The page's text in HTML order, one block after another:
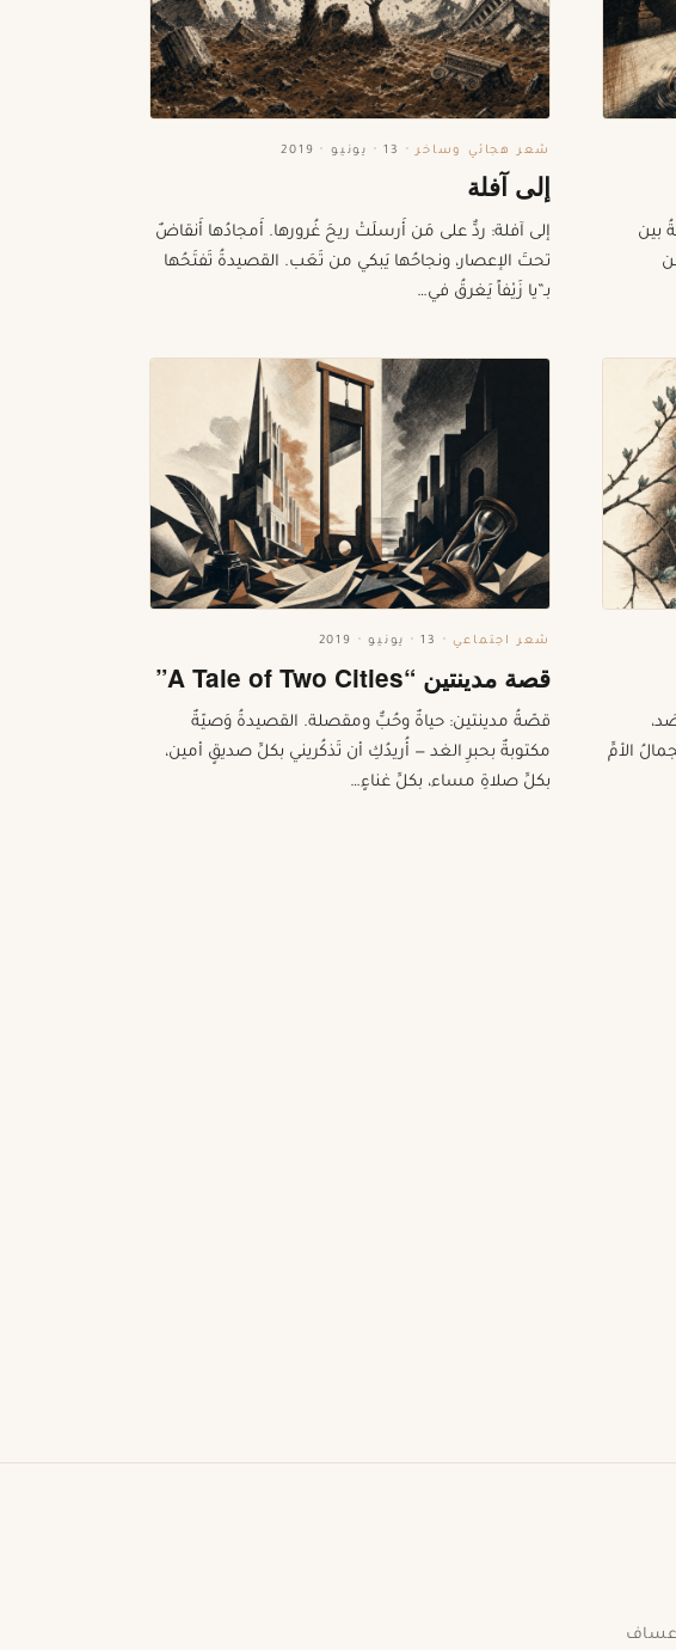
بين
شعر هجائي وساخر · 13 · يونيو · 2019
إلى آفلة
إلى آفلة: ردٌّ على مَن أَرسلَتْ ريحَ غُرورها. أَمجادُها أَنقاضٌ
تحتَ الإعصار، ونجاحُها يَبكي من تَعَب. القصيدةُ تَفتَحُها
بـ”يا زَيْفاً يَغرقُ في…
الأمِّ
شعر اجتماعي· 13 · يونيو · 2019
قصة مدينتين “A Tale of Two Cities”
قصّةُ مدينتين: حياةٌ وحُبٌّ ومقصلة. القصيدةُ وَصيّةٌ
مكتوبةٌ بحبرِ الغد — أُريدُكِ أن تَذكُريني بكلِّ صديقٍ أمين،
بكلِّ صلاةِ مساء، بكلِّ غناءٍ…
عساف